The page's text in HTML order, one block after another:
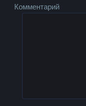
Комментарий